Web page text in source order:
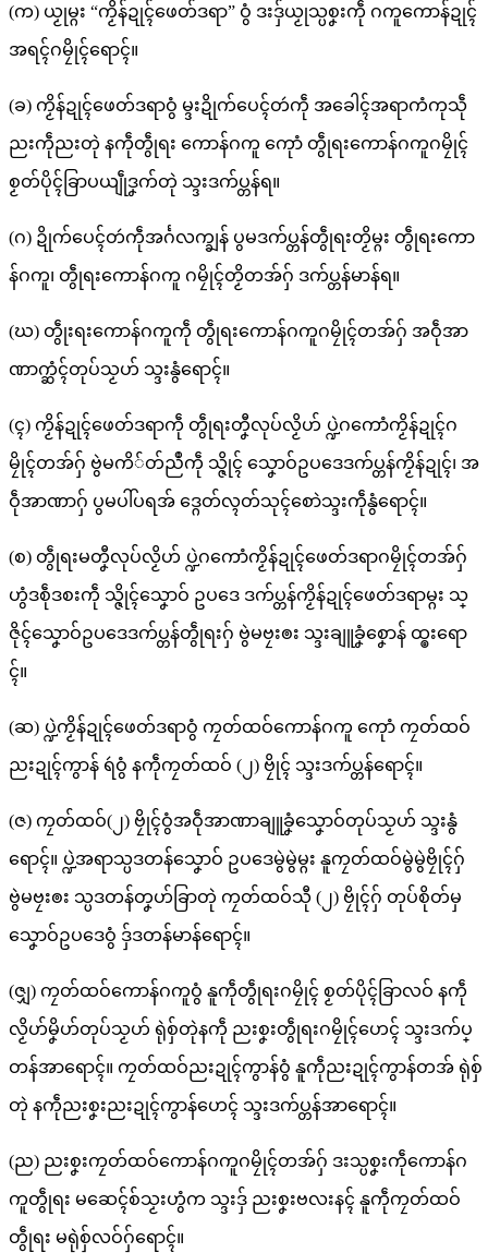
(က) ယၟုမ္ဂး “ကၟိန်ဍုၚ်ဖေတ်ဒရာ” ဝွံ ဒးဒှ်ယၟုသ္ပစၞးကဵု ဂကူကောန်ဍုၚ်
အရၚ်ဂမၠိုၚ်ရောၚ်။
(ခ) ကၟိန်ဍုၚ်ဖေတ်ဒရာဝွံ မ္ဒးဍိုက်ပေၚ်တဴကဵု အခေါၚ်အရာကံကုသဵု
ညးကဵုညးတုဲ နကဵုတွဵုရး ကောန်ဂကူ ကေုာံ တွဵုရးကောန်ဂကူဂမၠိုၚ်
စၟတ်ပိုၚ်ခြာပယျဵုဒၞက်တုဲ သ္ဒးဒက်ပ္တန်ရ။
(ဂ) ဍိုက်ပေၚ်တဴကဵုအၚ်္ဂလက္ချန် ပွမဒက်ပ္တန်တွဵုရးတၟိမ္ဂး တွဵုရးကော
န်ဂကူ၊ တွဵုရးကောန်ဂကူ ဂမၠိုၚ်တၟိတအ်ဂှ် ဒက်ပ္တန်မာန်ရ။
(ဃ) တွဵုးရးကောန်ဂကူကဵု တွဵုရးကောန်ဂကူဂမၠိုၚ်တအ်ဂှ် အဝဵုအာ
ဏာက္ဆံၚ်တုပ်သၟဟ် သ္ဒးနွံရောၚ်။
(ၚ) ကၟိန်ဍုၚ်ဖေတ်ဒရာကဵု တွဵုရးတၞီလုပ်လၟိဟ် ပ္ဍဲဂကောံကၟိန်ဍုၚ်ဂ
မၠိုၚ်တအ်ဂှ် ဗွဲမကိ်တ်ညဳကဵု သ္ဇိုၚ် သၞောဝ်ဥပဒေဒက်ပ္တန်ကၟိန်ဍုၚ်၊ အ
ဝဵုအာဏာဂှ် ပွမပါ်ပရအ် ဒ္ဂေတ်လ္ၚတ်သုၚ်စောဲသ္ဒးကဵုနွံရောၚ်။
(စ) တွဵုရးမတၞီလုပ်လၟိဟ် ပ္ဍဲဂကောံကၟိန်ဍုၚ်ဖေတ်ဒရာဂမၠိုၚ်တအ်ဂှ်
ဟွံဒစဵုဒစးကဵု သ္ဇိုၚ်သၞောဝ် ဥပဒေ ဒက်ပ္တန်ကၟိန်ဍုၚ်ဖေတ်ဒရာမ္ဂး သ္
ဇိုၚ်သၞောဝ်ဥပဒေဒက်ပ္တန်တွဵုရးဂှ် ဗွဲမဗၠးၜး သ္ဒးချူခၞံစၞောန် ထ္ၜးရော
ၚ်။
(ဆ) ပ္ဍဲကၟိန်ဍုၚ်ဖေတ်ဒရာဝွံ ကၠတ်ထဝ်ကောန်ဂကူ ကေုာံ ကၠတ်ထဝ်
ညးဍုၚ်ကွာန် ရဴဝွံ နကဵုကၠတ်ထဝ် (၂) ဗၠိုၚ် သ္ဒးဒက်ပ္တန်ရောၚ်။
(ဇ) ကၠတ်ထဝ်(၂) ဗၠိုၚ်ဝွံအဝဵုအာဏာချူခၞံသၞောဝ်တုပ်သၟဟ် သ္ဒးနွံ
ရောၚ်။ ပ္ဍဲအရာသ္ပဒတန်သၞောဝ် ဥပဒေမွဲမွဲမ္ဂး နူကၠတ်ထဝ်မွဲမွဲဗၠိုၚ်ဂှ်
ဗွဲမဗၠးၜး သ္ပဒတန်တၞဟ်ခြာတုဲ ကၠတ်ထဝ်သီု (၂) ဗၠိုၚ်ဂှ် တုပ်စိုတ်မှ
သၞောဝ်ဥပဒေဝွံ ဒှ်ဒတန်မာန်ရောၚ်။
(ဇျှ) ကၠတ်ထဝ်ကောန်ဂကူဝွံ နူကဵုတွဵုရးဂမၠိုၚ် စၟတ်ပိုၚ်ခြာလဝ် နကဵု
လၟိဟ်မၞိဟ်တုပ်သၟဟ် ရုဲစှ်တုဲနကဵု ညးစၞးတွဵုရးဂမၠိုၚ်ဟေၚ် သ္ဒးဒက်ပ္
တန်အာရောၚ်။ ကၠတ်ထဝ်ညးဍုၚ်ကွာန်ဝွံ နူကဵုညးဍုၚ်ကွာန်တအ် ရုဲစှ်
တုဲ နကဵုညးစၞးညးဍုၚ်ကွာန်ဟေၚ် သ္ဒးဒက်ပ္တန်အာရောၚ်။
(ည) ညးစၞးကၠတ်ထဝ်ကောန်ဂကူဂမၠိုၚ်တအ်ဂှ် ဒးသ္ပစၞးကဵုကောန်ဂ
ကူတွဵုရး မဆေၚ်စ်သၟးဟွံက သ္ဒးဒှ် ညးစၞးဗလးနၚ် နူကဵုကၠတ်ထဝ်
တွဵုရး မရုဲစှ်လဝ်ဂှ်ရောၚ်။